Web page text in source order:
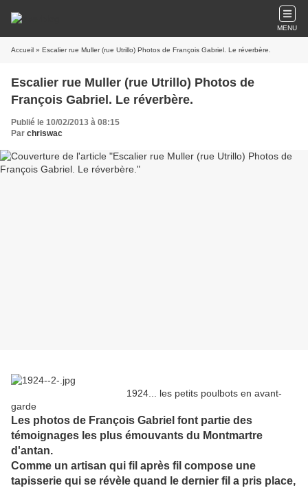
MENU
Accueil » Escalier rue Muller (rue Utrillo) Photos de François Gabriel. Le réverbère.
Escalier rue Muller (rue Utrillo) Photos de
François Gabriel. Le réverbère.
Publié le 10/02/2013 à 08:15
Par chriswac
1924... les petits poulbots en avant-
garde
Les photos de François Gabriel font partie des
témoignages les plus émouvants du Montmartre
d'antan.
Comme un artisan qui fil après fil compose une
tapisserie qui se révèle quand le dernier fil a pris place,